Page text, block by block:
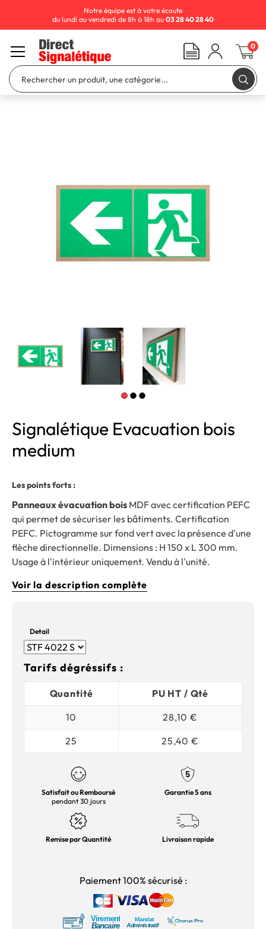
Signalétique Evacuation bois
medium
Les points forts :
Panneaux évacuation bois MDF avec certification PEFC
qui permet de sécuriser les bâtiments. Certification
PEFC. Pictogramme sur fond vert avec la présence d'une
flèche directionnelle. Dimensions : H 150 x L 300 mm.
Usage à l'intérieur uniquement. Vendu à l'unité.
Voir la description complète
Detail
Tarifs dégréssifs :
Quantité
PU HT / Qté
10
28,10 €
25
25,40 €
Satisfait ou Remboursé
pendant 30 jours
Garantie 5 ans
Remise par Quantité Livraison rapide
Paiement 100% sécurisé :
Notre équipe est à votre écoute
du lundi au vendredi de 8h à 18h au 03 28 40 28 40
0